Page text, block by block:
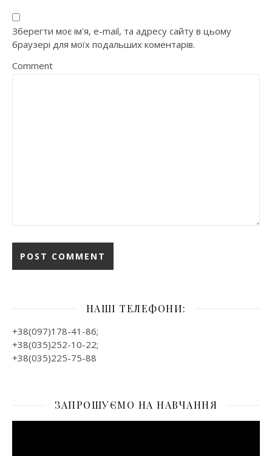
Зберегти моє ім'я, e-mail, та адресу сайту в цьому
браузері для моїх подальших коментарів.
Comment
НАШІ ТЕЛЕФОНИ:
+38(097)178-41-86;
+38(035)252-10-22;
+38(035)225-75-88
ЗАПРОШУЄМО НА НАВЧАННЯ
Відеопрогравач